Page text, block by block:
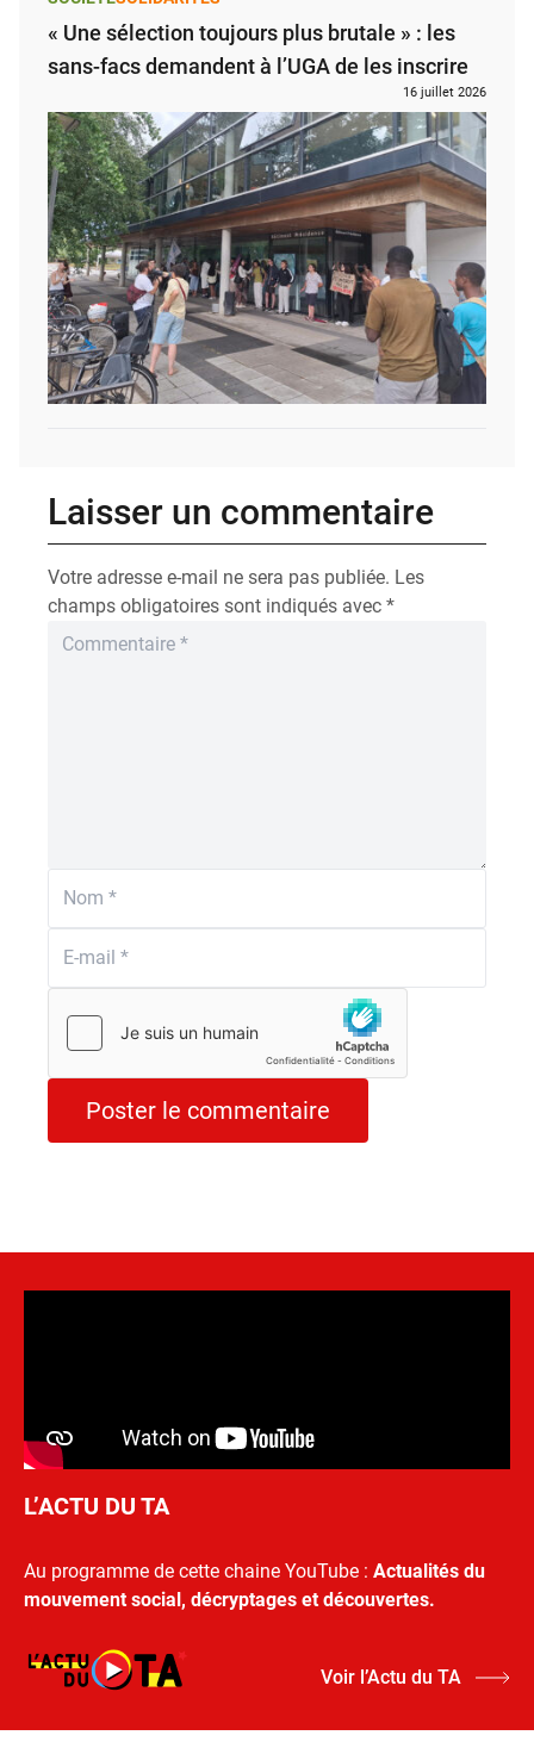
« Une sélection toujours plus brutale » : les
sans-facs demandent à l’UGA de les inscrire
16 juillet 2026
Laisser un commentaire
Votre adresse e-mail ne sera pas publiée. Les
champs obligatoires sont indiqués avec *
L’ACTU DU TA
Au programme de cette chaine YouTube : Actualités du
mouvement social, décryptages et découvertes.
Voir l’Actu du TA